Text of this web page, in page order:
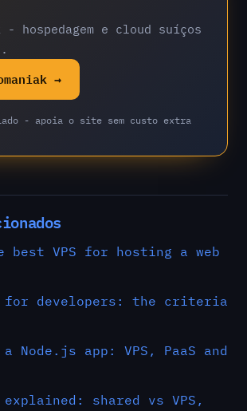
- hospedagem e cloud suíços
→
- apoia o site sem custo extra
best VPS for hosting a web
for developers: the criteria
Node.js app: VPS, PaaS and
explained: shared vs VPS,